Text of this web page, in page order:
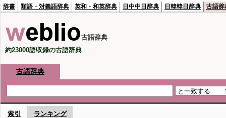
辞書 類語・対義語辞典 英和・和英辞典 日中中日辞典 日韓韓日辞典 古語辞
古語辞典
約23000語収録の古語辞典
古語辞典
索引 ランキング